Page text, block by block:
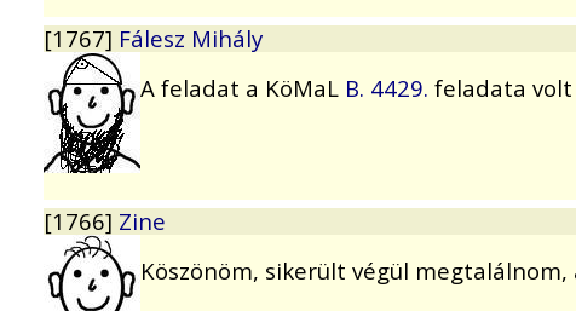
[1767] Fálesz Mihály
A feladat a KöMaL B. 4429. feladata
[1766] Zine
Köszönöm, sikerült végül